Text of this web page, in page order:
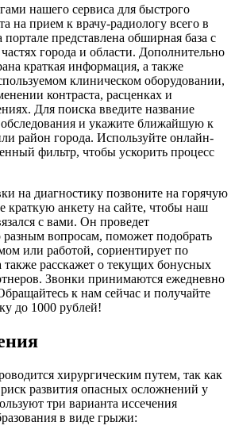
нашего сервиса для быстрого
на прием к врачу-радиологу всего в
представлена обширная база с
города и области. Дополнительно
краткая информация, а также
клиническом оборудовании,
контраста, расценках и
Для поиска введите название
и укажите ближайшую к
район города. Используйте онлайн-
фильтр, чтобы ускорить процесс
на диагностику позвоните на горячую
краткую анкету на сайте, чтобы наш
с вами. Он проведет
разным вопросам, поможет подобрать
или работой, сориентирует по
также расскажет о текущих бонусных
Звонки принимаются ежедневно
к нам сейчас и получайте
до 1000 рублей!
хирургическим путем, так как
развития опасных осложнений у
три варианта иссечения
в виде грыжи: